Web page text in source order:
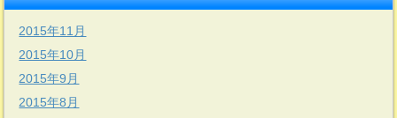
2015年11月
2015年10月
2015年9月
2015年8月